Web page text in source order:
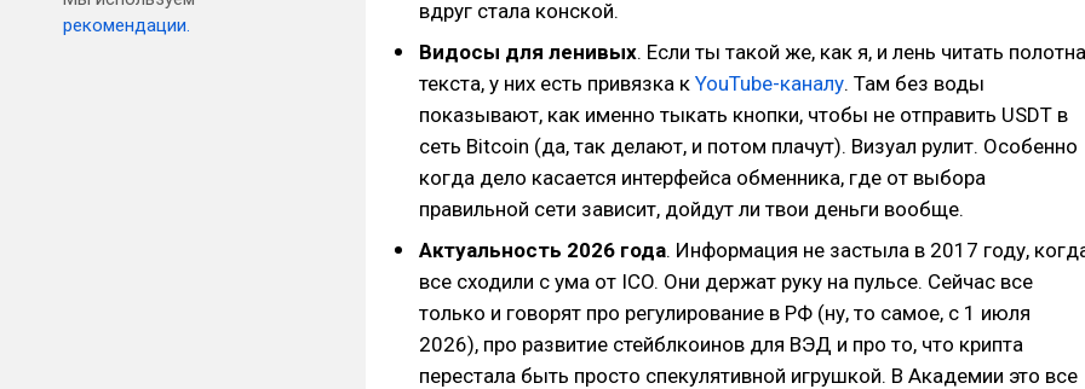
рекомендации.
вдруг стала конской.
Видосы для ленивых. Если ты такой же, как я, и лень читать полотна
текста, у них есть привязка к YouTube-каналу. Там без воды
показывают, как именно тыкать кнопки, чтобы не отправить USDT в
сеть Bitcoin (да, так делают, и потом плачут). Визуал рулит. Особенно
когда дело касается интерфейса обменника, где от выбора
правильной сети зависит, дойдут ли твои деньги вообще.
Актуальность 2026 года. Информация не застыла в 2017 году,
все сходили с ума от ICO. Они держат руку на пульсе. Сейчас все
только и говорят про регулирование в РФ (ну, то самое, с 1 июля
2026), про развитие стейблкоинов для ВЭД и про то, что крипта
перестала быть просто спекулятивной игрушкой. В Академии это все